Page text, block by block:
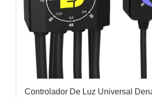
Controlador De Luz Universal